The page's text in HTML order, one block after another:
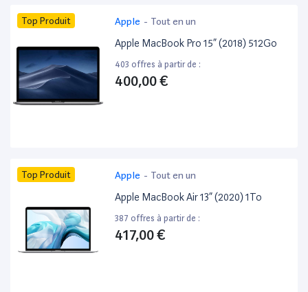
Top Produit Apple - Tout en un
Apple MacBook Pro 15” (2018) 512Go
403 offres à partir de :
400,00 €
Top Produit Apple - Tout en un
Apple MacBook Air 13” (2020) 1To
387 offres à partir de :
417,00 €